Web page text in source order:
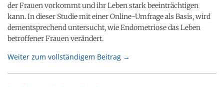
der Frauen vorkommt und ihr Leben stark beeinträchtigen
kann. In dieser Studie mit einer Online-Umfrage als Basis, wird
dementsprechend untersucht, wie Endometriose das Leben
betroffener Frauen verändert.
Weiter zum vollständigem Beitrag →